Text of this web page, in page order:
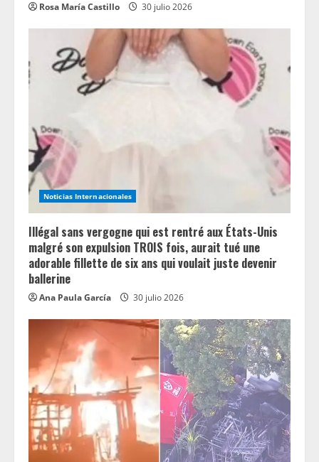
Rosa María Castillo 30 julio 2026
Noticias Internacionales
Illégal sans vergogne qui est rentré aux États-Unis
malgré son expulsion TROIS fois, aurait tué une
adorable fillette de six ans qui voulait juste devenir
ballerine
Ana Paula García 30 julio 2026